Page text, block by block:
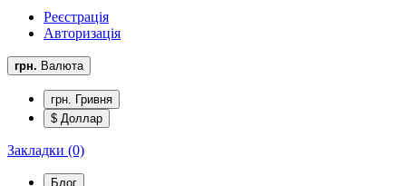
Реєстрація
Авторизація
грн. Валюта
грн. Гривня
$ Доллар
Закладки (0)
Блог